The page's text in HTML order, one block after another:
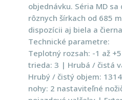
objednávku. Séria MD
rôznych šírkach od 685
dispozícii aj biela a
Technické parametre:
Teplotný rozsah: -1 až
trieda: 3 | Hrubá / čistá
Hrubý / čistý objem:
nohy: 2 nastaviteľné